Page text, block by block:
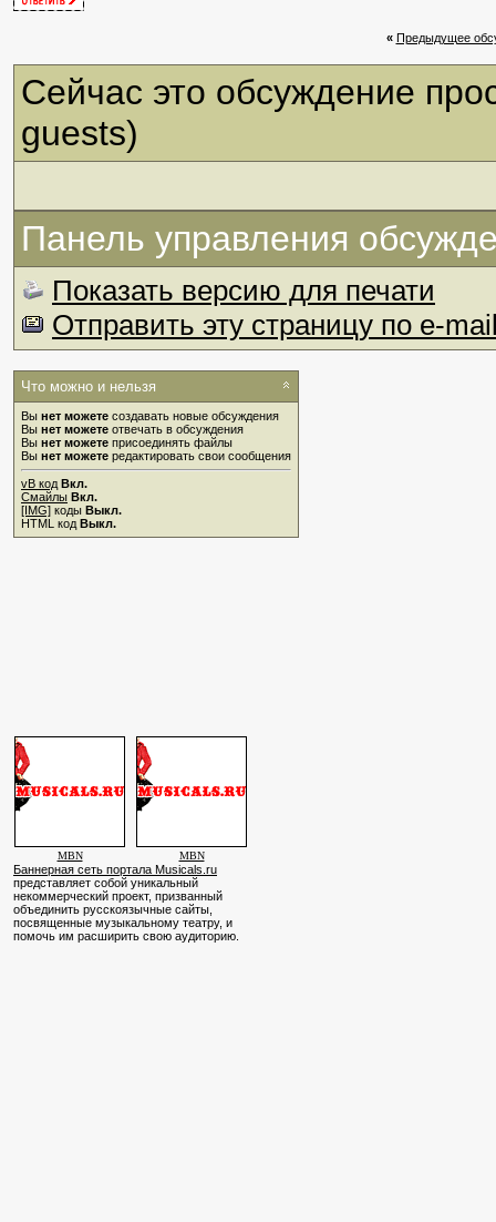
« Предыдущее
Сейчас это обсуждение
guests)
Панель управления
Показать версию для печати
Отправить эту страницу по e-
Что можно и нельзя
Вы нет можете создавать новые обсуждения
Вы нет можете отвечать в обсуждения
Вы нет можете присоединять файлы
Вы нет можете редактировать свои сообщения
vB код Вкл.
Смайлы Вкл.
[IMG] коды Выкл.
HTML код Выкл.
MBN MBN
Баннерная сеть портала Musicals.ru
представляет собой уникальный
некоммерческий проект, призванный
объединить русскоязычные сайты,
посвященные музыкальному театру, и
помочь им расширить свою аудиторию.